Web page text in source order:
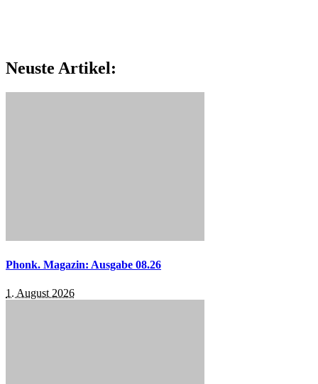
Neuste Artikel:
Phonk. Magazin: Ausgabe 08.26
1. August 2026